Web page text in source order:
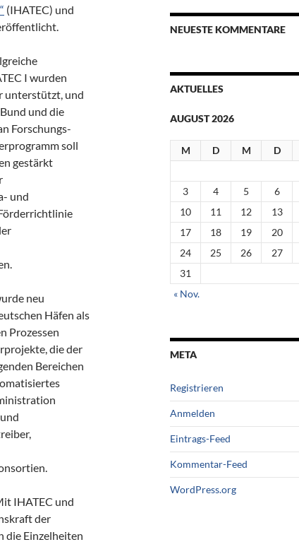
(IHATEC) und
I wurden
unterstützt, und
und die
Forschungs-
soll
gestärkt
und
neu
Häfen als
Prozessen
die der
Bereichen
IHATEC und
der
die Einzelheiten
NEUESTE KOMMENTARE
AKTUELLES
AUGUST 2026
M D M D
3
4 5 6
10
11 12 13
17
18 19 20
24
25 26 27
31
« Nov.
META
Registrieren
Anmelden
Eintrags-Feed
Kommentar-Feed
WordPress.org